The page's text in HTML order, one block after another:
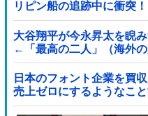
リピン船の追跡中に衝突
政府「1年間隠蔽」日本「
年」→
大谷翔平が今永昇太を睨
←「最高の二人」（海外の
日本のフォント企業を買
売上ゼロにするようなこ
な方針転換を……他